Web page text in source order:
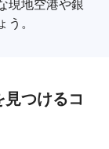
現地空港や銀
。
つけるコ